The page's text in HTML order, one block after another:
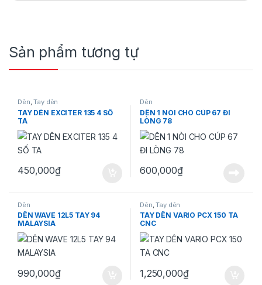
Sản phẩm tương tự
Dên,Tay dên
TAY DÊN EXCITER 135 4 SỐ
TA
450,000₫
Dên
DÊN 1 NÒI CHO CÚP 67 ĐI
LÒNG 78
600,000₫
Dên
DÊN WAVE 12L5 TAY 94
MALAYSIA
990,000₫
Dên ,Tay dên
TAY DÊN VARIO PCX 150 TA
CNC
1,250,000₫